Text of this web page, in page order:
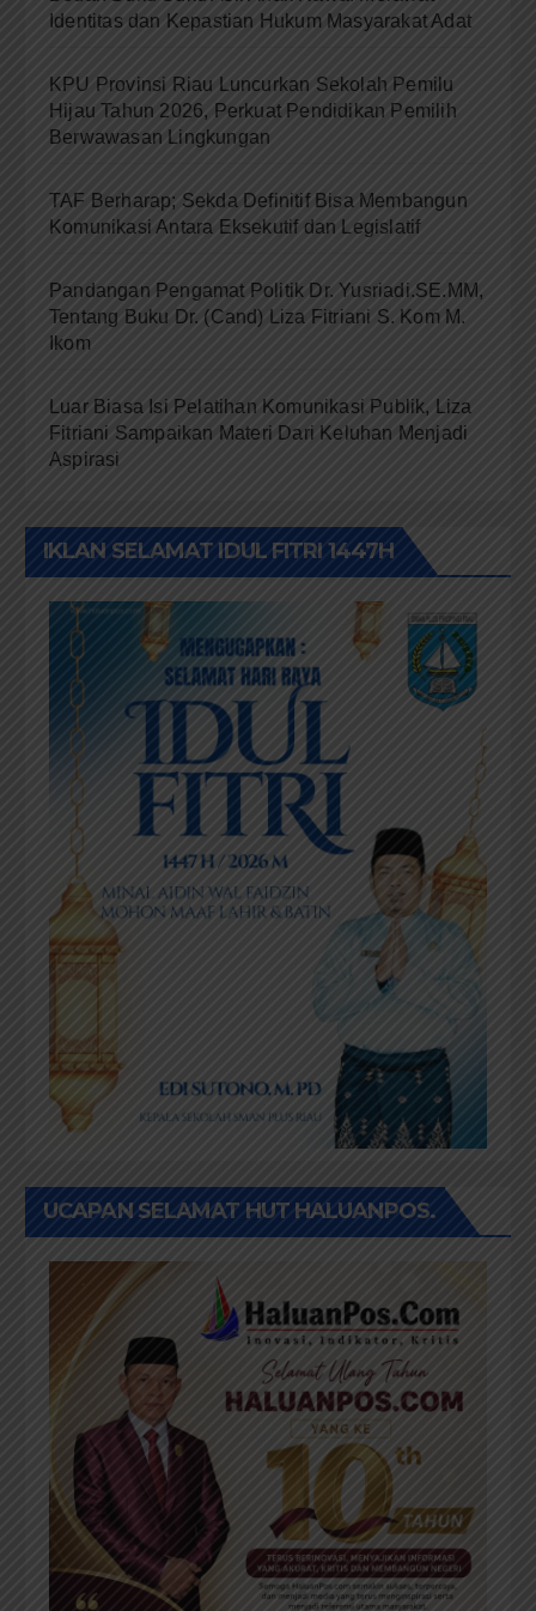
Identitas dan Kepastian Hukum Masyarakat Adat
KPU Provinsi Riau Luncurkan Sekolah Pemilu
Hijau Tahun 2026, Perkuat Pendidikan Pemilih
Berwawasan Lingkungan
TAF Berharap; Sekda Definitif Bisa Membangun
Komunikasi Antara Eksekutif dan Legislatif
Pandangan Pengamat Politik Dr. Yusriadi.SE.MM,
Tentang Buku Dr. (Cand) Liza Fitriani S. Kom M.
Ikom
Luar Biasa Isi Pelatihan Komunikasi Publik, Liza
Fitriani Sampaikan Materi Dari Keluhan Menjadi
Aspirasi
IKLAN SELAMAT IDUL FITRI 1447H
UCAPAN SELAMAT HUT HALUANPOS.